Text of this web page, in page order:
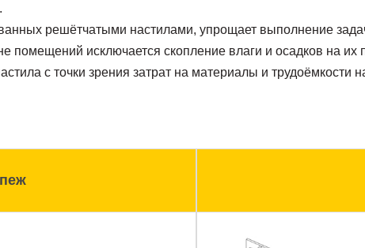
решётчатыми настилами, упрощает выполнение
помещений исключается скопление влаги и осадков на их
с точки зрения затрат на материалы и трудоёмкости